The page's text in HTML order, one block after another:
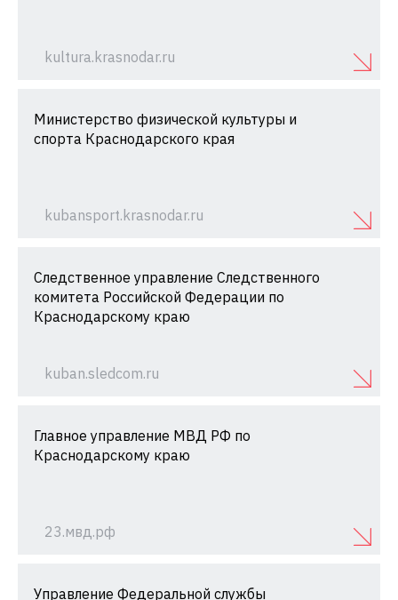
kultura.krasnodar.ru
Министерство физической культуры и
спорта Краснодарского края
kubansport.krasnodar.ru
Следственное управление Следственного
комитета Российской Федерации по
Краснодарскому краю
kuban.sledcom.ru
Главное управление МВД РФ по
Краснодарскому краю
23.мвд.рф
Управление Федеральной службы